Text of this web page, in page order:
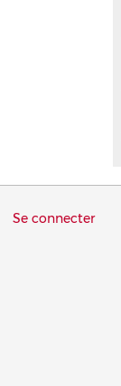
Menu
Se connecter